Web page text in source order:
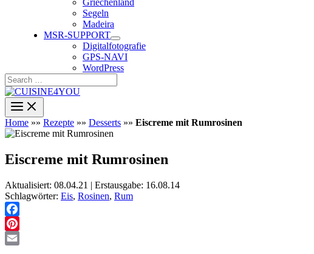
Griechenland
Segeln
Madeira
MSR-SUPPORT
Digitalfotografie
GPS-NAVI
WordPress
Search
…
Home »» Rezepte »» Desserts »» Eiscreme mit Rumrosinen
Eiscreme mit Rumrosinen
Aktualisiert: 08.04.21 | Erstausgabe: 16.08.14
Schlagwörter: Eis, Rosinen, Rum
Facebook
Pinterest